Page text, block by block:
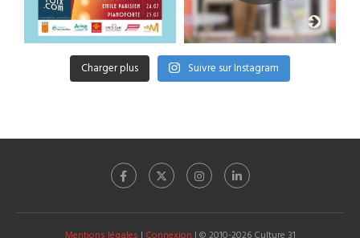
Charger plus Suivre sur Instagram